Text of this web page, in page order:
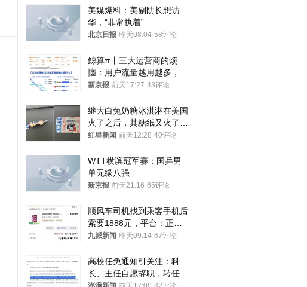
美媒爆料：美副防长想访
华，“非常执着”
北京日报 昨天08:04 58评论
鲸算π丨三大运营商的烦
恼：用户流量越用越多，收
入却越来越少
新京报 前天17:27 43评论
继大白兔奶糖冰淇淋在美国
火了之后，其糖纸又火了！
海外博主盛赞：平面设计经
红星新闻 前天12:28 40评论
WTT横滨冠军赛：国乒男
单无缘八强
新京报 前天21:16 65评论
顺风车司机找到乘客手机后
索要1888元，平台：正和
司机沟通协商
九派新闻 昨天09:14 67评论
高校任免通知引关注：科
长、主任自愿辞职，转任思